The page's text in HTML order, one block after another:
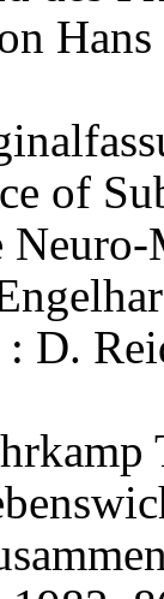
of
D.